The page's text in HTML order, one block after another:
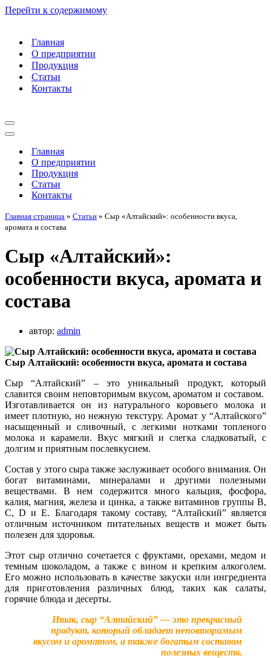
Перейти к содержимому
Главная
О предприятии
Продукция
Статьи
Контакты
Меню
навигации
Меню
навигацииГлавная
О предприятии
Продукция
Статьи
Контакты
Главная страница » Статьи » Сыр «Алтайский»: особенности вкуса,
аромата и состава
Сыр «Алтайский»:
особенности вкуса, аромата и
состава
автор: admin
Сыр Алтайский: особенности вкуса, аромата и состава
Сыр “Алтайский” – это уникальный продукт, который
славится своим неповторимым вкусом, ароматом и составом.
Изготавливается он из натурального коровьего молока и
имеет плотную, но нежную текстуру. Аромат у “Алтайского”
насыщенный и сливочный, с легкими нотками топленого
молока и карамели. Вкус мягкий и слегка сладковатый, с
долгим и приятным послевкусием.
Состав у этого сыра также заслуживает особого внимания. Он
богат витаминами, минералами и другими полезными
веществами. В нем содержится много кальция, фосфора,
калия, магния, железа и цинка, а также витаминов группы B,
C, D и E. Благодаря такому составу, “Алтайский” является
отличным источником питательных веществ и может быть
полезен для здоровья.
Этот сыр отлично сочетается с фруктами, орехами, медом и
темным шоколадом, а также с вином и крепким алкоголем.
Его можно использовать в качестве закуски или ингредиента
для приготовления различных блюд, таких как салаты,
горячие блюда и десерты.
Итак, сыр “Алтайский” — это прекрасный
продукт, который обладает неповторимым
вкусом и ароматом, а также богатым составом
полезных веществ.